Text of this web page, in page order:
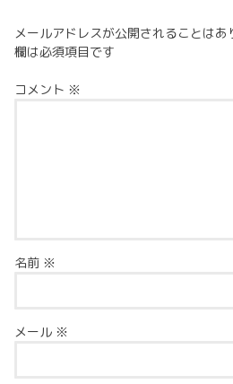
メールアドレスが公開されることはあ
欄は必須項目です
コメント ※
名前 ※
メール ※